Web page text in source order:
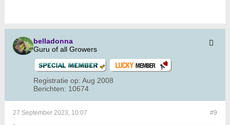
belladonna
Guru of all Growers
Registratie op: Aug 2008
Berichten: 10674
#9
27 September 2023, 10:07